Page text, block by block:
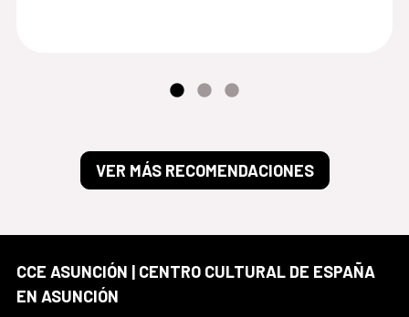
VER MÁS RECOMENDACIONES
CCE ASUNCIÓN | CENTRO CULTURAL DE ESPAÑA
EN ASUNCIÓN